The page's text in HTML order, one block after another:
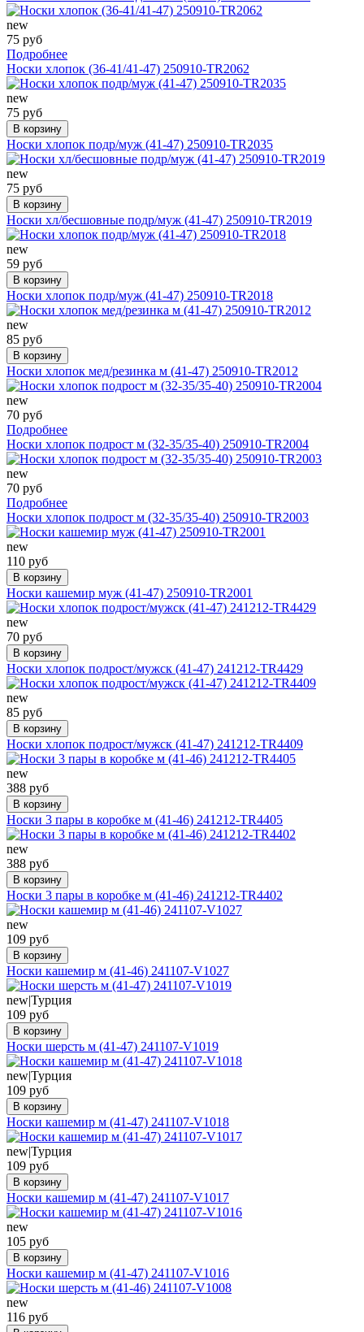
new
75 руб
Подробнее
Носки хлопок (36-41/41-47) 250910-TR2062
new
75 руб
В корзину
Носки хлопок подр/муж (41-47) 250910-TR2035
new
75 руб
В корзину
Носки хл/бесшовные подр/муж (41-47) 250910-TR2019
new
59 руб
В корзину
Носки хлопок подр/муж (41-47) 250910-TR2018
new
85 руб
В корзину
Носки хлопок мед/резинка м (41-47) 250910-TR2012
new
70 руб
Подробнее
Носки хлопок подрост м (32-35/35-40) 250910-TR2004
new
70 руб
Подробнее
Носки хлопок подрост м (32-35/35-40) 250910-TR2003
new
110 руб
В корзину
Носки кашемир муж (41-47) 250910-TR2001
new
70 руб
В корзину
Носки хлопок подрост/мужск (41-47) 241212-TR4429
new
85 руб
В корзину
Носки хлопок подрост/мужск (41-47) 241212-TR4409
new
388 руб
В корзину
Носки 3 пары в коробке м (41-46) 241212-TR4405
new
388 руб
В корзину
Носки 3 пары в коробке м (41-46) 241212-TR4402
new
109 руб
В корзину
Носки кашемир м (41-46) 241107-V1027
new|Турция
109 руб
В корзину
Носки шерсть м (41-47) 241107-V1019
new|Турция
109 руб
В корзину
Носки кашемир м (41-47) 241107-V1018
new|Турция
109 руб
В корзину
Носки кашемир м (41-47) 241107-V1017
new
105 руб
В корзину
Носки кашемир м (41-47) 241107-V1016
new
116 руб